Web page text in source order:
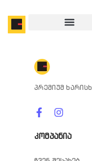
პრემიუმ
კომპანია